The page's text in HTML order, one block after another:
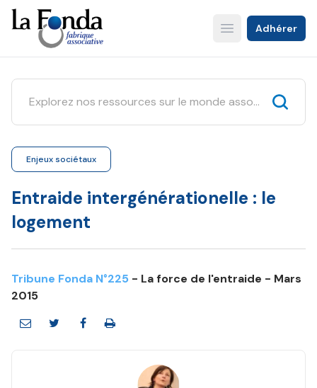
Aller
au
contenu
principal
Open main menu
Adhérer
Enjeux sociétaux
Entraide intergénérationelle : le
logement
Tribune Fonda N°225 - La force de l'entraide - Mars
2015